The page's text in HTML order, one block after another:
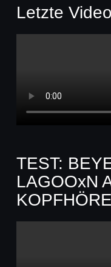
Letzte
TEST:
LAGOOxN